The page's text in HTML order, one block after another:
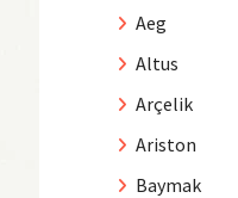
Aeg
Altus
Arçelik
Ariston
Baymak